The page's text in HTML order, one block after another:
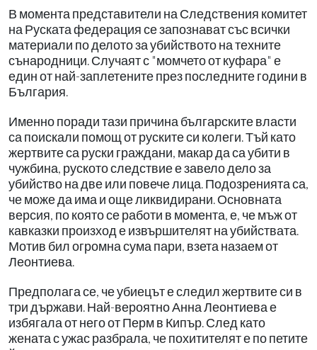
В момента представители на Следствения комитет
на Руската федерация се запознават със всички
материали по делото за убийството на техните
сънародници. Случаят с "момчето от куфара" е
един от най-заплетените през последните години в
България.
Именно поради тази причина българските власти
са поискали помощ от руските си колеги. Тъй като
жертвите са руски граждани, макар да са убити в
чужбина, руското следствие е завело дело за
убийство на две или повече лица. Подозренията са,
че може да има и още ликвидирани. Основната
версия, по която се работи в момента, е, че мъж от
кавказки произход е извършителят на убийствата.
Мотив бил огромна сума пари, взета назаем от
Леонтиева.
Предполага се, че убиецът е следил жертвите си в
три държави. Най-вероятно Анна Леонтиева е
избягала от него от Перм в Кипър. След като
жената с ужас разбрала, че похитителят е по петите